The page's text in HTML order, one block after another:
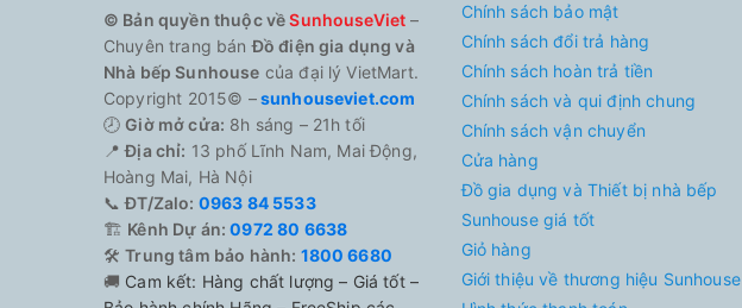
© Bản quyền thuộc vềSunhouseViet –
Chuyên trang bánĐồ điện gia dụng và
Nhà bếp Sunhouse của đại lý VietMart.
Copyright 2015© –sunhouseviet.com
🕗Giờ mở cửa: 8h sáng – 21h tối
📍Địa chỉ: 13 phố Lĩnh Nam, Mai Động,
Hoàng Mai, Hà Nội
📞ĐT/Zalo: 0963 84 5533
🏗️ Kênh Dự án: 0972 80 6638
🛠️Trung tâm bảo hành: 1800 6680
🚚 Cam kết: Hàng chất lượng – Giá tốt –
Chính sách bảo mật
Chính sách đổi trả hàng
Chính sách hoàn trả tiền
Chính sách và qui định chung
Chính sách vận chuyển
Cửa hàng
Đồ gia dụng và Thiết bị nhà bếp
Sunhouse giá tốt
Giỏ hàng
Giới thiệu về thương hiệu Sunhouse